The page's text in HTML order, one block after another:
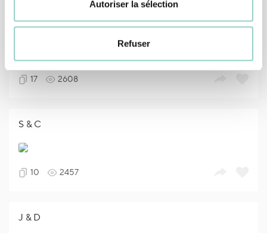
Autoriser la sélection
Refuser
J & J
17 2608
S & C
10 2457
J & D